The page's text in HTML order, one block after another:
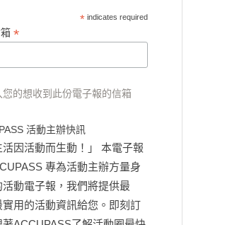
*indicates required
*
您的想收到此份電子報的信箱
活動主辦快訊
活因活動而生動！」 本電子報
專為活動主辦方量身
活動電子報，我們將提供最
實用的活動資訊給您。即刻訂